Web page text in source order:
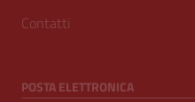
Contatti
POSTA ELETTRONICA